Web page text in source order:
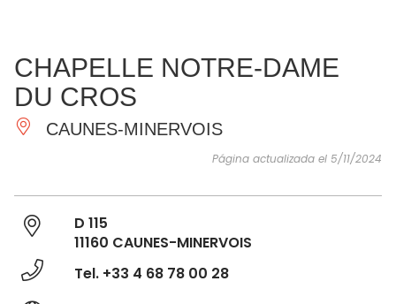
IMPRESCINDIBLES
HACER
INSPIRACIONES
CHAPELLE NOTRE-DAME
DU CROS
CAUNES-MINERVOIS
Página actualizada el 5/11/2024
D 115
11160 CAUNES-MINERVOIS
Tel. +33 4 68 78 00 28